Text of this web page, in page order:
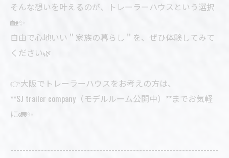
そんな想いを叶えるのが、トレーラーハウスという選択
🏡✨
自由で心地いい＂家族の暮らし＂を、ぜひ体験してみて
ください🌿
👉大阪でトレーラーハウスをお考えの方は、
**SJ trailer company（モデルルーム公開中）**までお気軽
に🚛✨
--------------------------------------------------------------------